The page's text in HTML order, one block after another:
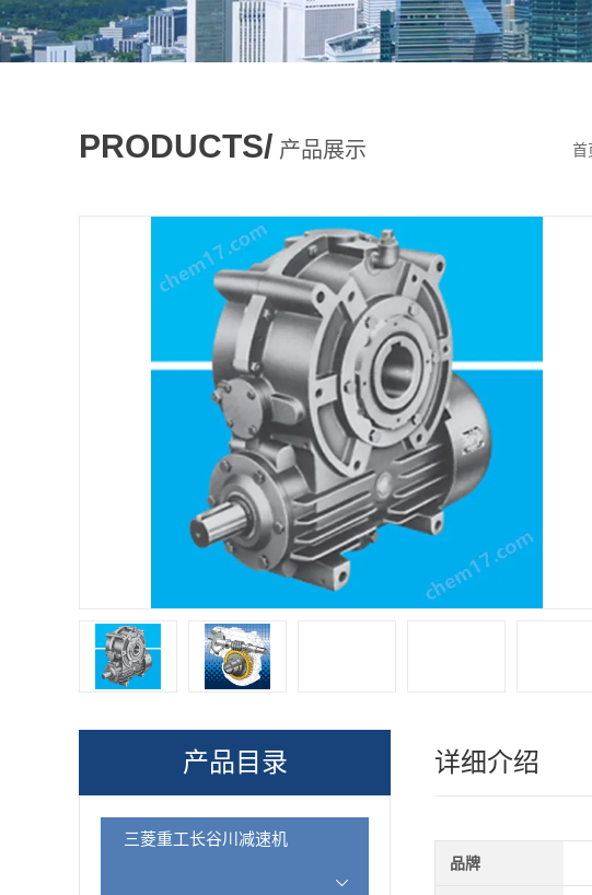
PRODUCTS/ 产品展示 首
产品目录
三菱重工长谷川减速机
详细介绍
品牌